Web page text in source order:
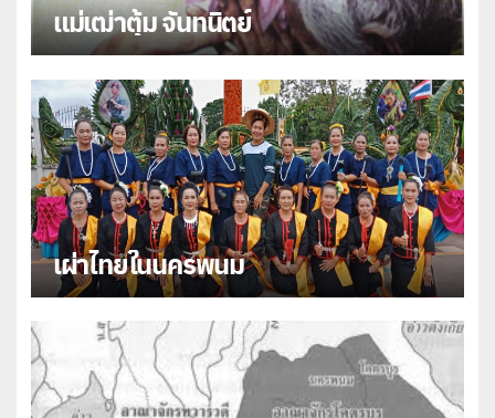
แม่เฒ่าตุ้ม จันทนิตย์
เผ่าไทยในนครพนม